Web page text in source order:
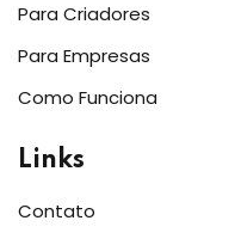
Para Criadores
Para Empresas
Como Funciona
Links
Contato